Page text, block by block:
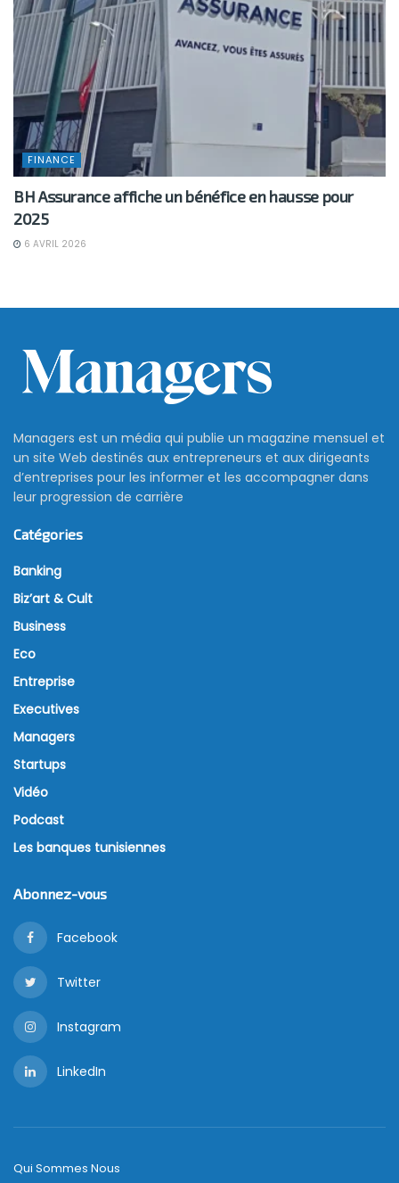
FINANCE
BH Assurance affiche un bénéfice en hausse pour
2025
6 AVRIL 2026
Managers est un média qui publie un magazine mensuel et
un site Web destinés aux entrepreneurs et aux dirigeants
d’entreprises pour les informer et les accompagner dans
leur progression de carrière
Catégories
Banking
Biz’art & Cult
Business
Eco
Entreprise
Executives
Managers
Startups
Vidéo
Podcast
Les banques tunisiennes
Abonnez-vous
Facebook
Twitter
Instagram
LinkedIn
Qui Sommes Nous